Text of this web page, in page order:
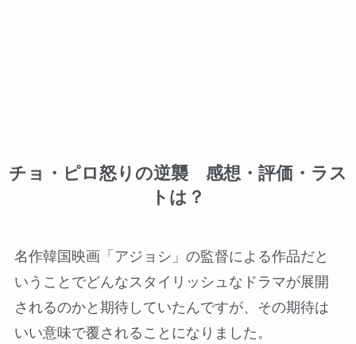
チョ・ピロ怒りの逆襲 感想・評価・ラス
トは？
名作韓国映画「アジョシ」の監督による作品だと
いうことでどんなスタイリッシュなドラマが展開
されるのかと期待していたんですが、その期待は
いい意味で覆されることになりました。